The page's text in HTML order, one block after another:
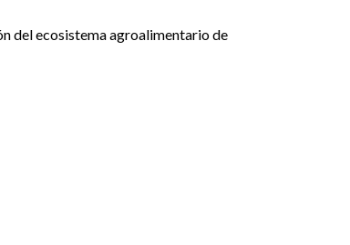
del ecosistema agroalimentario de